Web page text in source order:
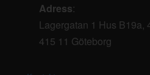
Adress:
Lagergatan 1 Hus B19a,
415 11 Göteborg